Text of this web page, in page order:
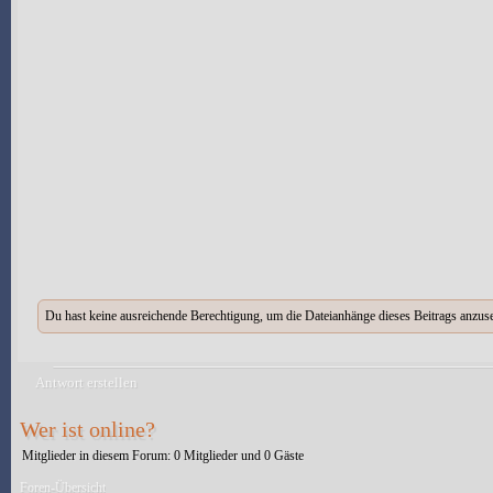
Du hast keine ausreichende Berechtigung, um die Dateianhänge dieses Beitrags
Antwort erstellen
Wer ist online?
Mitglieder in diesem Forum: 0 Mitglieder und 0 Gäste
Foren-Übersicht